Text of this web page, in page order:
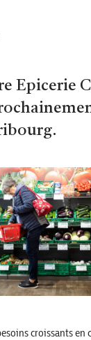
Epicerie
croissants en